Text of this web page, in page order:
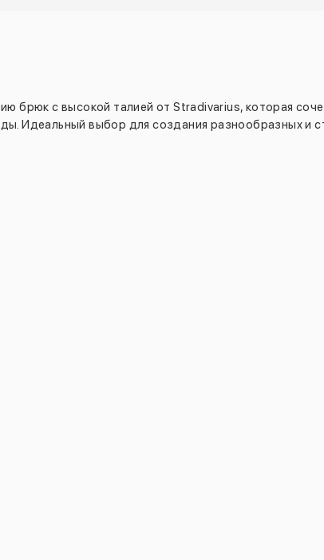
брюк с высокой талией от Stradivarius, которая
Идеальный выбор для создания разнообразных и